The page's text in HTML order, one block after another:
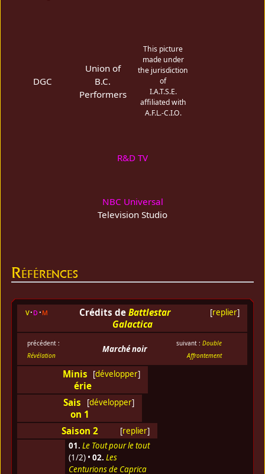
DGC
Union of
B.C.
Performers
This picture
made under
the jurisdiction
of
I.A.T.S.E.
affiliated with
A.F.L.-C.I.O.
R&D TV
NBC Universal
Television Studio
Références
[replier]
v d m Crédits de Battlestar
Galactica
précédent :
Révélation
Marché noir
suivant : Double
Affrontement
[développer]
Minis
érie
[développer]
Sais
on 1
[replier]
Saison 2
01. Le Tout pour le tout
(1/2) • 02. Les
Centurions de Caprica